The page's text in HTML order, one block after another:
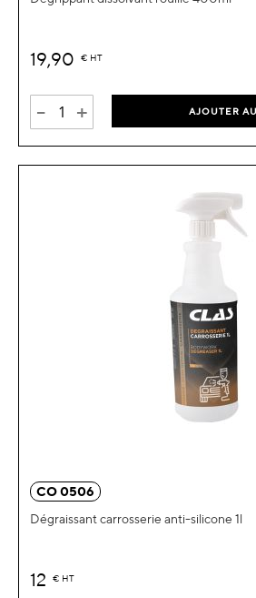
19,90 € HT
- + AJOUTER
CO 0506
Dégraissant carrosserie anti-silicone 1l
12 € HT